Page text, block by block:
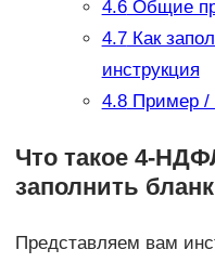
4.6Общие
4.7Как
инструкция
4.8Пример /
Что такое 4-
заполнить
Представляем вам